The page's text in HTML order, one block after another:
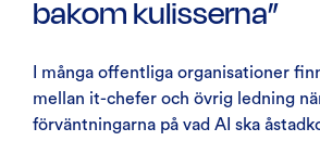
bakom kulisserna”
I många offentliga organisationer
mellan it-chefer och övrig ledning
förväntningarna på vad AI ska